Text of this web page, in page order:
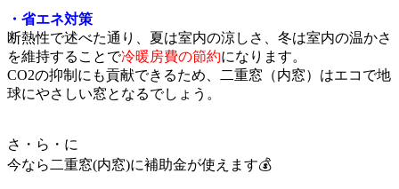
・省エネ対策
断熱性で述べた通り、夏は室内の涼しさ、冬は室内の温かさ
を維持することで冷暖房費の節約になります。
CO2の抑制にも貢献できるため、二重窓（内窓）はエコで地
球にやさしい窓となるでしょう。
さ・ら・に
今なら二重窓(内窓)に補助金が使えます💰